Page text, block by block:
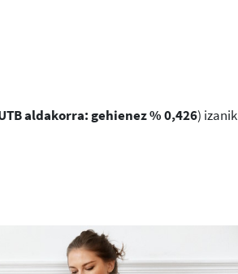
aldakorra: gehienez % 0,426) izanik